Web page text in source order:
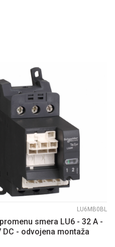
UPOREDI
LU6MB0BL
smera LU6 - 32 A -
DC - odvojena montaža